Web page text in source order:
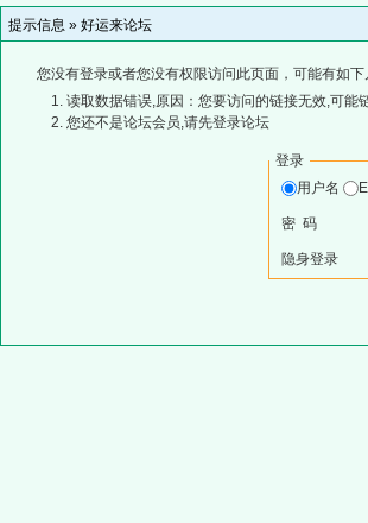
提示信息 » 好运来论坛
您没有登录或者您没有权限访问此页面，可能有如下
读取数据错误,原因：您要访问的链接无效,可能
您还不是论坛会员,请先登录论坛
登录
用户名
密 码
隐身登录